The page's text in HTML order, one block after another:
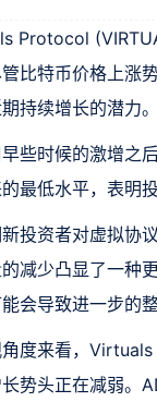
Protocol
比特币价格上涨
持续增长的潜力。
些时候的激增之
最低水平，表明
投资者对虚拟协
减少凸显了一种
会导致进一步的
度来看，
势头正在减弱。